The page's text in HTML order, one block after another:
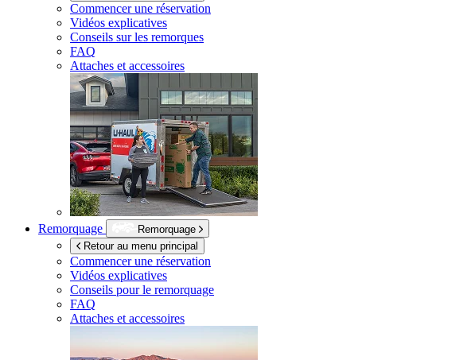
Commencer une réservation
Vidéos explicatives
Conseils sur les remorques
FAQ
Attaches et accessoires
Remorquage
Remorquage
Retour au menu principal
Commencer une réservation
Vidéos explicatives
Conseils pour le remorquage
FAQ
Attaches et accessoires